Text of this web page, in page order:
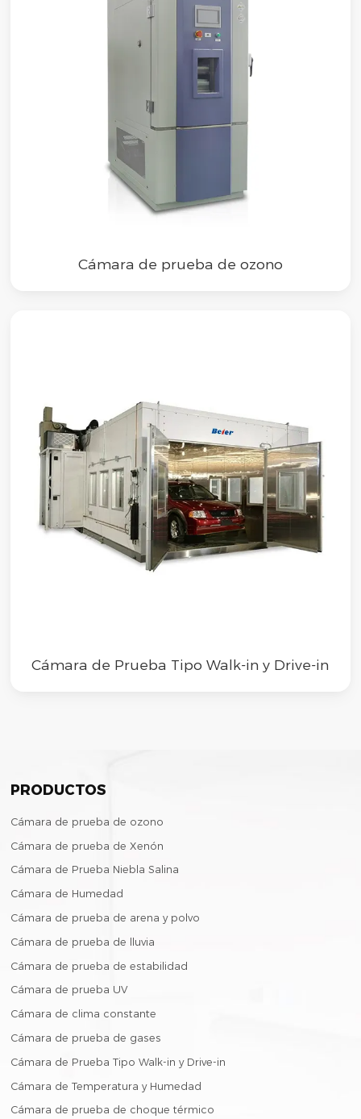
Cámara de prueba de ozono
Cámara de Prueba Tipo Walk-in y Drive-in
PRODUCTOS
Cámara de prueba de ozono
Cámara de prueba de Xenón
Cámara de Prueba Niebla Salina
Cámara de Humedad
Cámara de prueba de arena y polvo
Cámara de prueba de lluvia
Cámara de prueba de estabilidad
Cámara de prueba UV
Cámara de clima constante
Cámara de prueba de gases
Cámara de Prueba Tipo Walk-in y Drive-in
Cámara de Temperatura y Humedad
Cámara de prueba de choque térmico